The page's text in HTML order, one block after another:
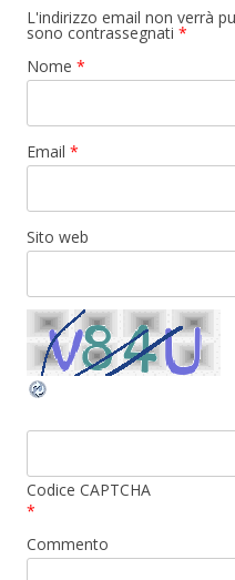
L'indirizzo email non verrà
sono contrassegnati *
Nome *
Email *
Sito web
Codice CAPTCHA
*
Commento